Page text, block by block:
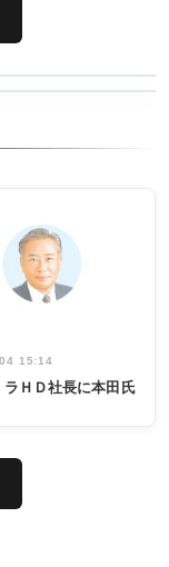
15:14
ラＨＤ社長に本田氏